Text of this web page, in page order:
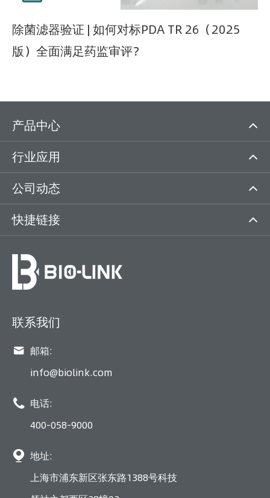
除菌滤器验证 | 如何对标PDA TR 26（2025
版）全面满足药监审评？
产品中心
行业应用
公司动态
快捷链接
联系我们
 邮箱:
info@biolink.com
 电话:
400-058-9000
 地址:
上海市浦东新区张东路1388号科技